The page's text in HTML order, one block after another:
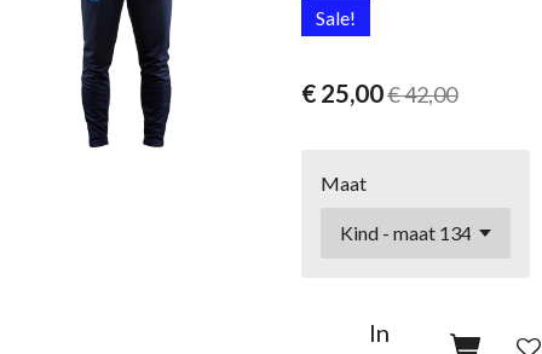
Sale!
€ 25,00€ 42,00
Maat
In